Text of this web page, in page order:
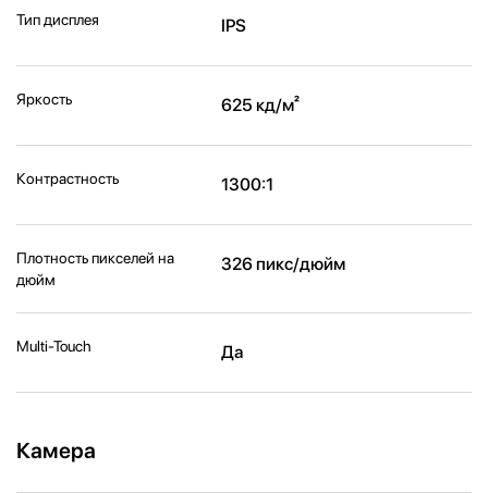
Тип дисплея IPS
Яркость 625 кд/м²
Контрастность 1300:1
Плотность пикселей на
дюйм
326 пикс/дюйм
Multi-Touch Да
Камера